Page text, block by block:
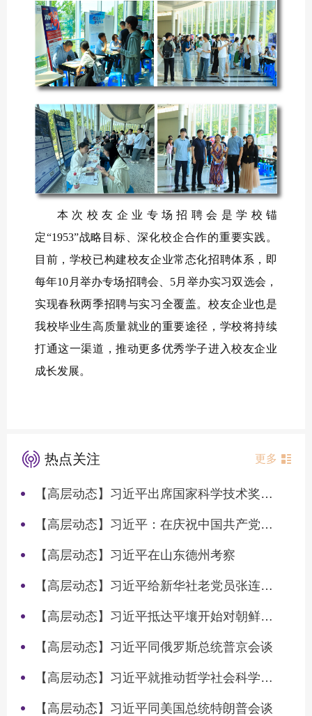
本次校友企业专场招聘会是学校锚
定“1953”战略目标、深化校企合作的重要实践。
目前，学校已构建校友企业常态化招聘体系，即
每年10月举办专场招聘会、5月举办实习双选会，
实现春秋两季招聘与实习全覆盖。校友企业也是
我校毕业生高质量就业的重要途径，学校将持续
打通这一渠道，推动更多优秀学子进入校友企业
成长发展。
热点关注 更多
【高层动态】习近平出席国家科学技术奖励大会两院院士大会中国科协第十一次全国代表大会并发表重要讲话
【高层动态】习近平：在庆祝中国共产党成立105周年大会上的讲话
【高层动态】习近平在山东德州考察
【高层动态】习近平给新华社老党员张连生回信强调 传承红色基因 在新征程上书写优异答卷
【高层动态】习近平抵达平壤开始对朝鲜进行国事访问
【高层动态】习近平同俄罗斯总统普京会谈
【高层动态】习近平就推动哲学社会科学高质量发展作出重要指示
【高层动态】习近平同美国总统特朗普会谈